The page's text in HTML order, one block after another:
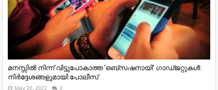
മനസ്സിൽ നിന്ന് വിട്ടുപോകാത്ത ‘ഒബ്സഷനായി’ ഗാഡ്ജറ്റുകൾ:
നിർദ്ദേശങ്ങളുമായി പോലീസ്
May 20, 2022 0